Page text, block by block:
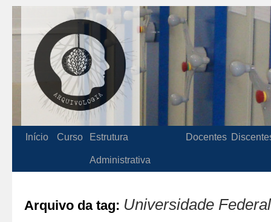
Início Curso Estrutura
Administrativa
Docentes
Arquivo da tag: Universidade